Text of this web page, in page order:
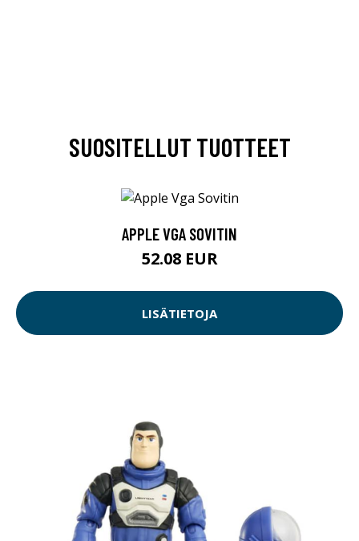
SUOSITELLUT TUOTTEET
APPLE VGA SOVITIN
52.08 EUR
LISÄTIETOJA